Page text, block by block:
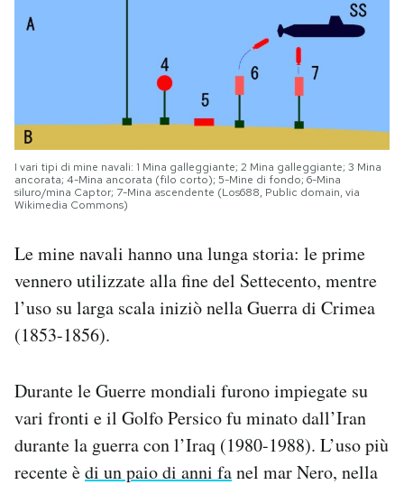
I vari tipi di mine navali: 1 Mina galleggiante; 2 Mina galleggiante; 3 Mina
ancorata; 4-Mina ancorata (filo corto); 5-Mine di fondo; 6-Mina
siluro/mina Captor; 7-Mina ascendente (Los688, Public domain, via
Wikimedia Commons)
Le mine navali hanno una lunga storia: le prime
vennero utilizzate alla fine del Settecento, mentre
l’uso su larga scala iniziò nellaGuerra di Crimea
(1853-1856).
Durante le Guerre mondiali furono impiegate su
vari fronti e il Golfo Persico fu minato dall’Iran
durante la guerra con l’Iraq (1980-1988). L’uso più
recente èdi un paio di anni fanel mar Nero, nella